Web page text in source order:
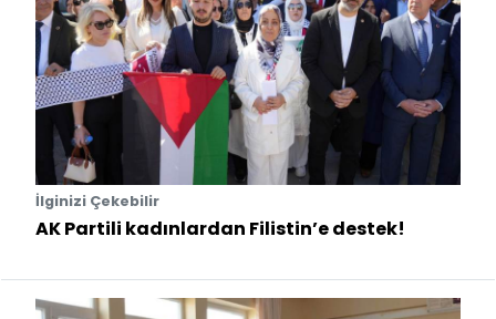
İlginizi Çekebilir
AK Partili kadınlardan Filistin’e destek!